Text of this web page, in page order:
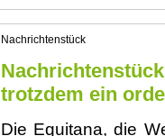
Nachrichtenstück
trotzdem ein
Die Equitana, die